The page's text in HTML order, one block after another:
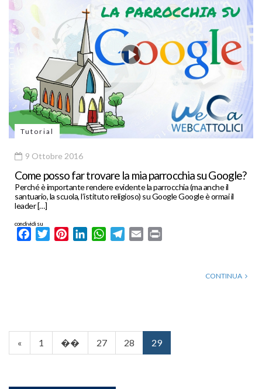
Tutorial
9 Ottobre 2016
Come posso far trovare la mia parrocchia su Google?
Perché è importante rendere evidente la parrocchia (ma anche il
santuario, la scuola, l’istituto religioso) su Google Google è ormai il
leader […]
condividi su
FacebookTwitterPinterestLinkedInWhatsApp
Telegram
Email
CONTINUA
« 1 �� 27 28 29